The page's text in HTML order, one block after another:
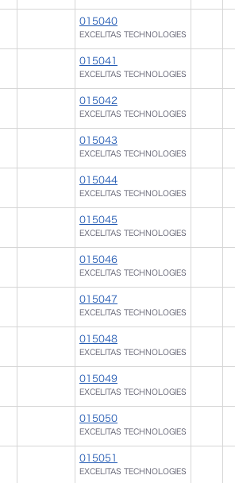
015040
EXCELITAS TECHNOLOGIES
015041
EXCELITAS TECHNOLOGIES
015042
EXCELITAS TECHNOLOGIES
015043
EXCELITAS TECHNOLOGIES
015044
EXCELITAS TECHNOLOGIES
015045
EXCELITAS TECHNOLOGIES
015046
EXCELITAS TECHNOLOGIES
015047
EXCELITAS TECHNOLOGIES
015048
EXCELITAS TECHNOLOGIES
015049
EXCELITAS TECHNOLOGIES
015050
EXCELITAS TECHNOLOGIES
015051
EXCELITAS TECHNOLOGIES